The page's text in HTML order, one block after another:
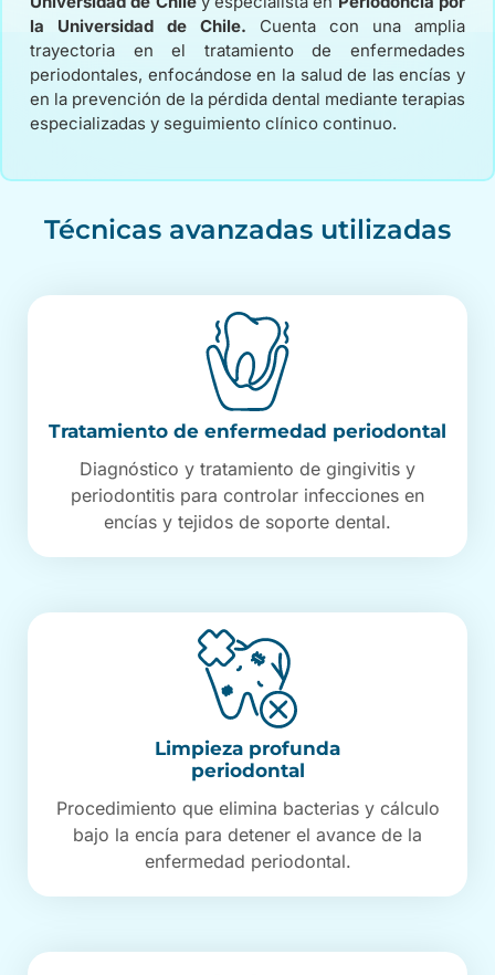
la Universidad de Chile. Cuenta con una amplia
trayectoria en el tratamiento de enfermedades
periodontales, enfocándose en la salud de las encías y
en la prevención de la pérdida dental mediante terapias
especializadas y seguimiento clínico continuo.
Técnicas avanzadas utilizadas
Tratamiento de enfermedad periodontal
Diagnóstico y tratamiento de gingivitis y
periodontitis para controlar infecciones en
encías y tejidos de soporte dental.
Limpieza profunda
periodontal
Procedimiento que elimina bacterias y cálculo
bajo la encía para detener el avance de la
enfermedad periodontal.